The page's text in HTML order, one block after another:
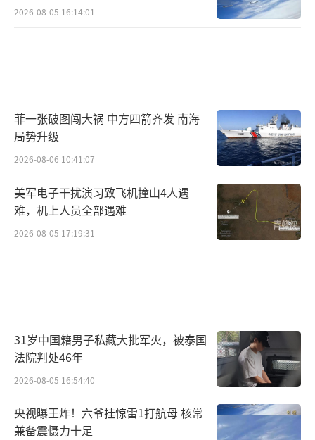
2026-08-05 16:14:01
菲一张破图闯大祸 中方四箭齐发 南海
局势升级
2026-08-06 10:41:07
美军电子干扰演习致飞机撞山4人遇
难，机上人员全部遇难
2026-08-05 17:19:31
31岁中国籍男子私藏大批军火，被泰国
法院判处46年
2026-08-05 16:54:40
央视曝王炸！六爷挂惊雷1打航母 核常
兼备震慑力十足